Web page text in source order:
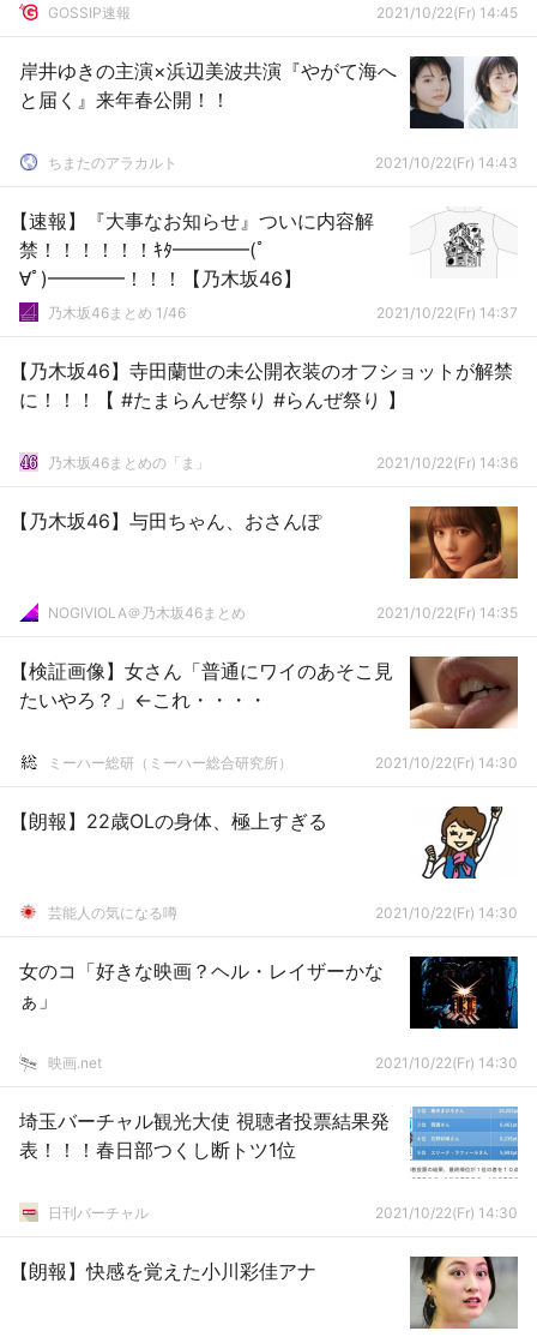
GOSSIP速報 2021/10/22(Fr) 14:45
岸井ゆきの主演×浜辺美波共演『やがて海へ
と届く』来年春公開！！
ちまたのアラカルト 2021/10/22(Fr) 14:43
【速報】『大事なお知らせ』ついに内容解
禁！！！！！！ｷﾀ━━━━(ﾟ
∀ﾟ)━━━━！！！【乃木坂46】
乃木坂46まとめ 1/46 2021/10/22(Fr) 14:37
【乃木坂46】寺田蘭世の未公開衣装のオフショットが解禁
に！！！【 #たまらんぜ祭り #らんぜ祭り 】
乃木坂46まとめの「ま」 2021/10/22(Fr) 14:36
【乃木坂46】与田ちゃん、おさんぽ
NOGIVIOLA＠乃木坂46まとめ 2021/10/22(Fr) 14:35
【検証画像】女さん「普通にワイのあそこ見
たいやろ？」←これ・・・・
ミーハー総研（ミーハー総合研究所） 2021/10/22(Fr) 14:30
【朗報】22歳OLの身体、極上すぎる
芸能人の気になる噂 2021/10/22(Fr) 14:30
女のコ「好きな映画？ヘル・レイザーかな
ぁ」
映画.net 2021/10/22(Fr) 14:30
埼玉バーチャル観光大使 視聴者投票結果発
表！！！春日部つくし断トツ1位
日刊バーチャル 2021/10/22(Fr) 14:30
【朗報】快感を覚えた小川彩佳アナ